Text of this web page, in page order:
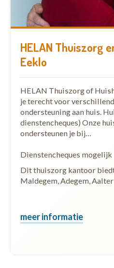
HELAN Thuiszorg
Eeklo
HELAN Thuiszorg of
je terecht voor
ondersteuning aan huis.
dienstencheques) Onze
ondersteunen je bij…
Dienstencheques mogelijk
Dit thuiszorg kantoor
Maldegem, Adegem, Aalter
meer informatie